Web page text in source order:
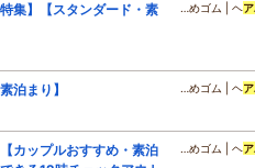
特集】【スタンダード・素
…めゴム | ヘ
泊まり】 …めゴム | ヘ
【カップルおすすめ・素泊
…めゴム | ヘ